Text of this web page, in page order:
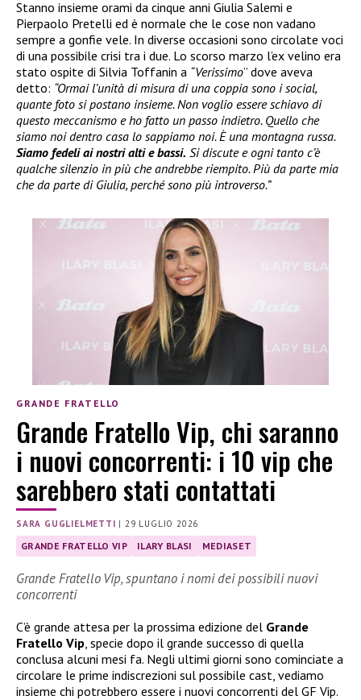
Stanno insieme orami da cinque anni Giulia Salemi e
Pierpaolo Pretelli ed è normale che le cose non vadano
sempre a gonfie vele. In diverse occasioni sono circolate voci
di una possibile crisi tra i due. Lo scorso marzo l’ex velino era
stato ospite di Silvia Toffanin a “Verissimo” dove aveva
detto: “Ormai l’unità di misura di una coppia sono i social,
quante foto si postano insieme. Non voglio essere schiavo di
questo meccanismo e ho fatto un passo indietro. Quello che
siamo noi dentro casa lo sappiamo noi. È una montagna russa.
Siamo fedeli ai nostri alti e bassi. Si discute e ogni tanto c’è
qualche silenzio in più che andrebbe riempito. Più da parte mia
che da parte di Giulia, perché sono più introverso.”
GRANDE FRATELLO
Grande Fratello Vip, chi saranno
i nuovi concorrenti: i 10 vip che
sarebbero stati contattati
SARA GUGLIELMETTI |29 LUGLIO 2026
GRANDE FRATELLO VIP ILARY BLASI MEDIASET
Grande Fratello Vip, spuntano i nomi dei possibili nuovi
concorrenti
C’è grande attesa per la prossima edizione del Grande
Fratello Vip , specie dopo il grande successo di quella
conclusa alcuni mesi fa. Negli ultimi giorni sono cominciate a
circolare le prime indiscrezioni sul possibile cast, vediamo
insieme chi potrebbero essere i nuovi concorrenti del GF Vip.